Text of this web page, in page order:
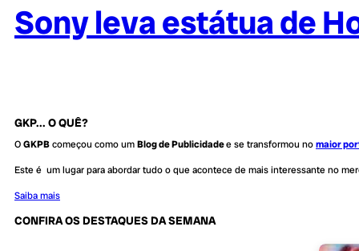
Sony leva estátua de
GKP... O QUÊ?
OGKPBcomeçou como umBlog de Publicidadee se transformou nomaior
Este é um lugar para abordar tudo o que acontece de mais interessante no
Saiba mais
CONFIRA OS DESTAQUES DA SEMANA